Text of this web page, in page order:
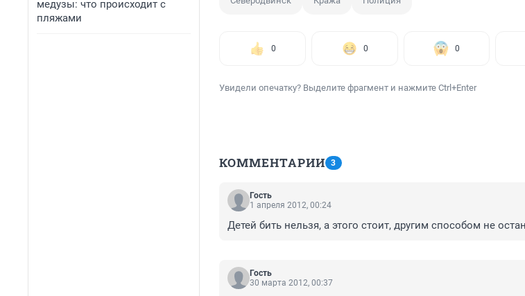
медузы: что происходит с
пляжами
0 0 0
Увидели опечатку? Выделите фрагмент и нажмите Ctrl+Enter
КОММЕНТАРИИ 3
Гость
1 апреля 2012, 00:24
Детей бить нельзя, а этого стоит, другим способом не
Гость
30 марта 2012, 00:37